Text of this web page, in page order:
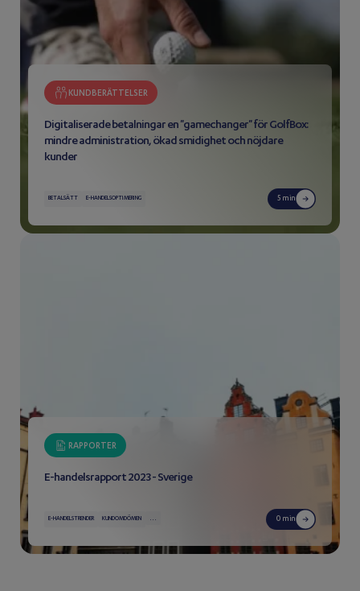
KUNDBERÄTTELSER
Digitaliserade betalningar en "gamechanger" för GolfBox:
mindre administration, ökad smidighet och nöjdare
kunder
BETALSÄTT E-HANDELSOPTIMERING 5 min
RAPPORTER
E-handelsrapport 2023 - Sverige
E-HANDELSTRENDER KUNDOMDÖMEN ... 0 min